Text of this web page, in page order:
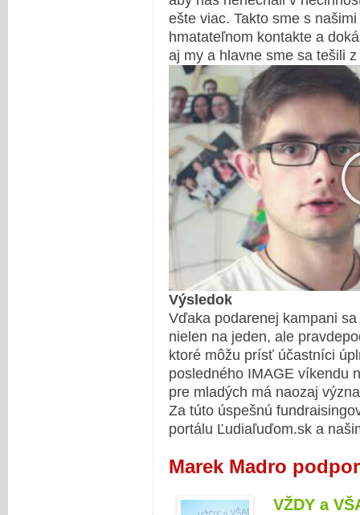
ešte viac. Takto sme s
hmatateľnom kontakte a
aj my a hlavne sme sa tešili
Výsledok
Vďaka podarenej kampani
nielen na jeden, ale
ktoré môžu prísť účastníci
posledného IMAGE víkendu
pre mladých má naozaj
Za túto úspešnú
portálu Ľudiaľuďom.sk a
Marek Madro
VŽDY a